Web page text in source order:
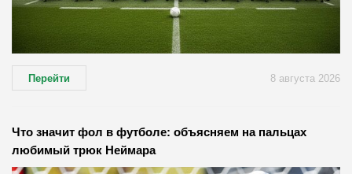
Перейти 8 августа 2026
Что значит фол в футболе: объясняем на пальцах
любимый трюк Неймара